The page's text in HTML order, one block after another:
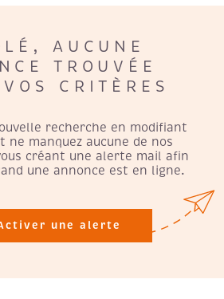
AVIS
AUCUNE
TROUVÉE
CRITÈRES
recherche en modifiant
ne manquez aucune de nos
créant une alerte mail afin
une annonce est en ligne.
une alerte
RÉFÉRENCE
DU
BIEN
EXTÉRIEUR
Terrasse
Balcon
Loggia
Jardin
RECHERCHER